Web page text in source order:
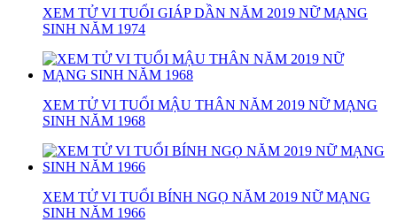
XEM TỬ VI TUỔI GIÁP DẦN NĂM 2019 NỮ MẠNG
SINH NĂM 1974
XEM TỬ VI TUỔI MẬU THÂN NĂM 2019 NỮ MẠNG
SINH NĂM 1968
XEM TỬ VI TUỔI BÍNH NGỌ NĂM 2019 NỮ MẠNG
SINH NĂM 1966